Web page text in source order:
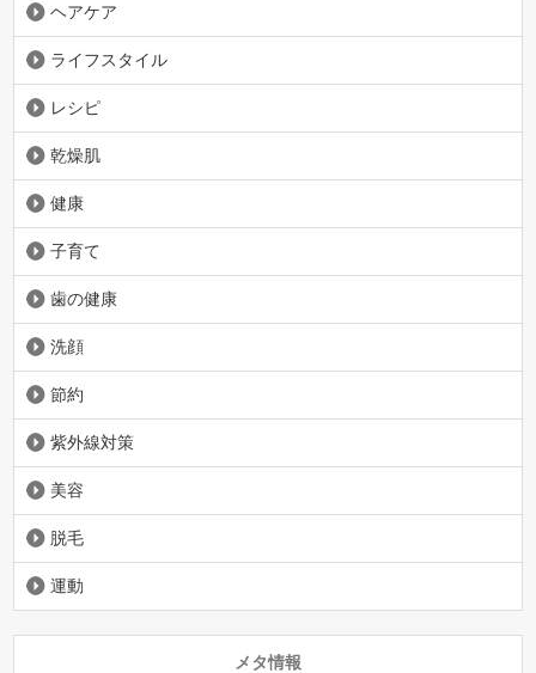
ヘアケア
ライフスタイル
レシピ
乾燥肌
健康
子育て
歯の健康
洗顔
節約
紫外線対策
美容
脱毛
運動
メタ情報